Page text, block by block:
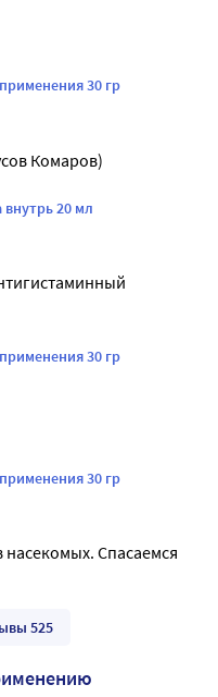
30 гр
Комаров)
20 мл
30 гр
30 гр
насекомых. Спасаемся
525